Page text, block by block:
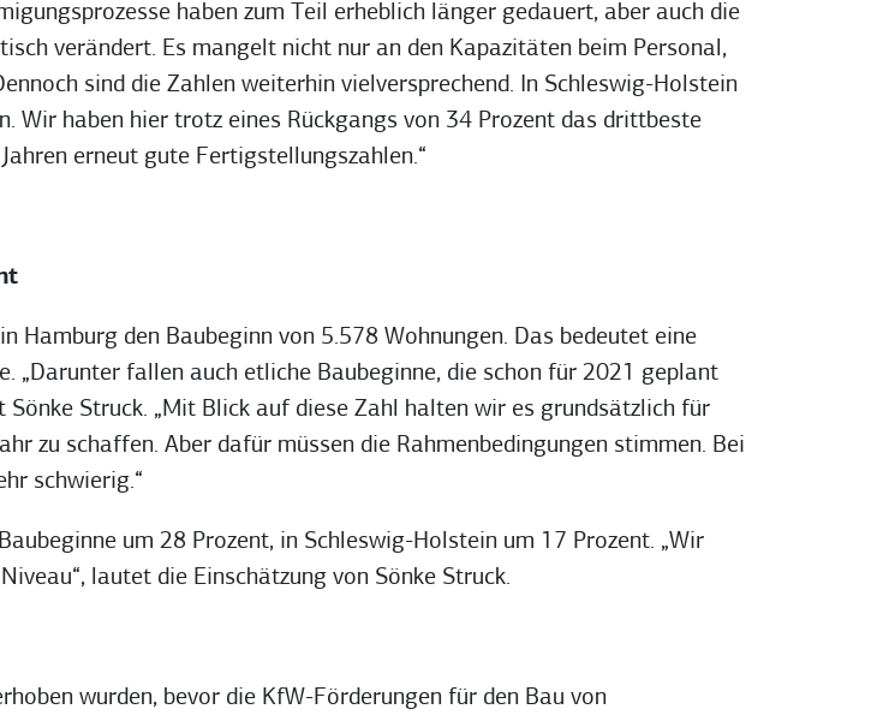
haben zum Teil erheblich länger gedauert, aber auch die
verändert. Es mangelt nicht nur an den Kapazitäten beim Personal,
sind die Zahlen weiterhin vielversprechend. In Schleswig-Holstein
Wir haben hier trotz eines Rückgangs von 34 Prozent das drittbeste
erneut gute Fertigstellungszahlen.“
Hamburg den Baubeginn von 5.578 Wohnungen. Das bedeutet eine
„Darunter fallen auch etliche Baubeginne, die schon für 2021 geplant
Struck. „Mit Blick auf diese Zahl halten wir es grundsätzlich für
zu schaffen. Aber dafür müssen die Rahmenbedingungen stimmen. Bei
schwierig.“
um 28 Prozent, in Schleswig-Holstein um 17 Prozent. „Wir
lautet die Einschätzung von Sönke Struck.
wurden, bevor die KfW-Förderungen für den Bau von